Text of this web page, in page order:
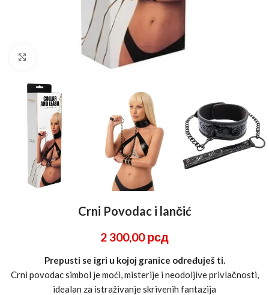
Click to enlarge
Crni Povodac i lančić
2 300,00рсд
Prepusti se igri u kojoj granice određuješ ti.
Crni povodac simbol je moći, misterije i neodoljive privlačnosti,
idealan za istraživanje skrivenih fantazija